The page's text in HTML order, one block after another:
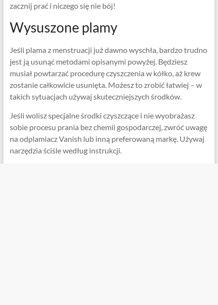
zacznij prać i niczego się nie bój!
Wysuszone plamy
Jeśli plama z menstruacji już dawno wyschła, bardzo trudno
jest ją usunąć metodami opisanymi powyżej. Będziesz
musiał powtarzać procedurę czyszczenia w kółko, aż krew
zostanie całkowicie usunięta. Możesz to zrobić łatwiej – w
takich sytuacjach używaj skuteczniejszych środków.
Jeśli wolisz specjalne środki czyszczące i nie wyobrażasz
sobie procesu prania bez chemii gospodarczej, zwróć uwagę
na odplamiacz Vanish lub inną preferowaną markę. Używaj
narzędzia ściśle według instrukcji.